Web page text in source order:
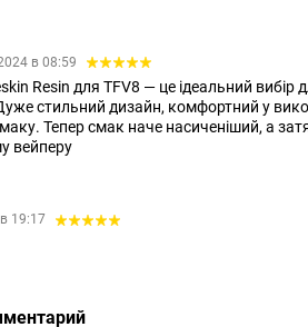
в 08:59
Resin для TFV8 — це ідеальний вибір
стильний дизайн, комфортний у
Тепер смак наче насиченіший, а
вейперу
19:17